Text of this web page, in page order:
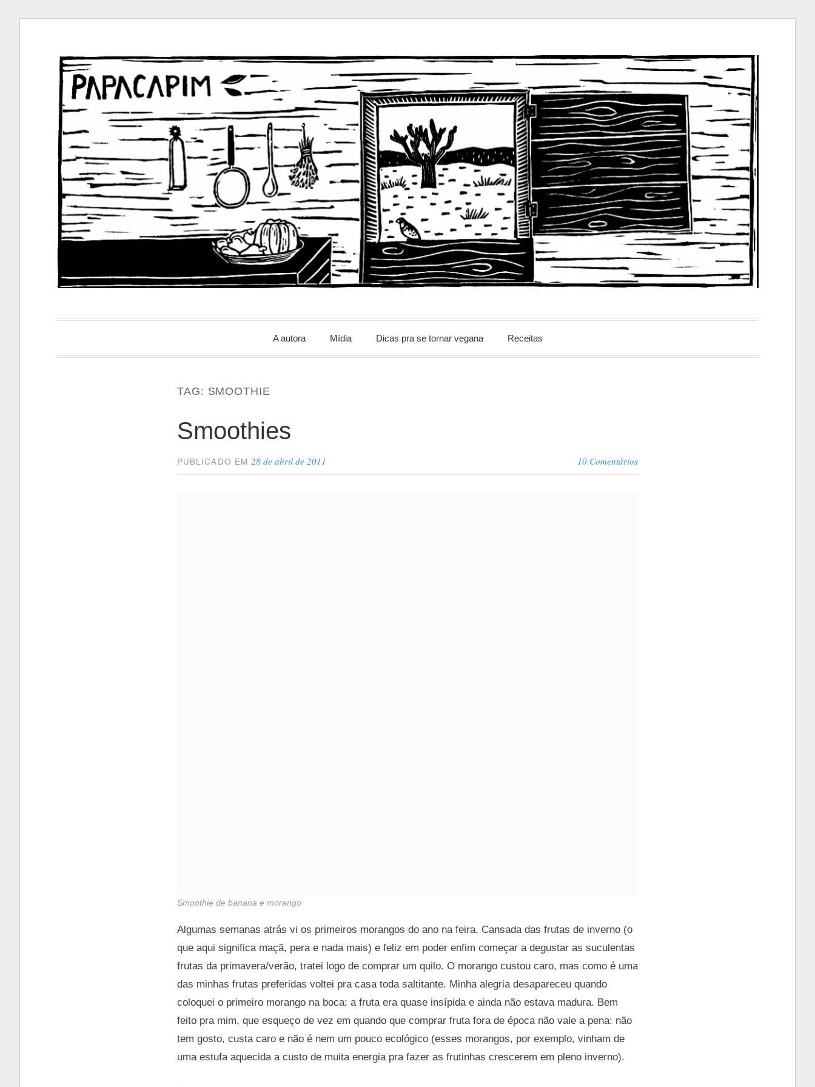
conteúdo
PapacapimA autora Mídia Dicas pra se tornar vegana Receitas
TAG: SMOOTHIE
Smoothies
PUBLICADO EM28 de abril de 2011 10 Comentários
Smoothie de banana e morango
Algumas semanas atrás vi os primeiros morangos do ano na feira. Cansada das frutas de inverno (o
que aqui significa maçã, pera e nada mais) e feliz em poder enfim começar a degustar as suculentas
frutas da primavera/verão, tratei logo de comprar um quilo. O morango custou caro, mas como é uma
das minhas frutas preferidas voltei pra casa toda saltitante. Minha alegria desapareceu quando
coloquei o primeiro morango na boca: a fruta era quase insípida e ainda não estava madura. Bem
feito pra mim, que esqueço de vez em quando que comprar fruta fora de época não vale a pena: não
tem gosto, custa caro e não é nem um pouco ecológico (esses morangos, por exemplo, vinham de
uma estufa aquecida a custo de muita energia pra fazer as frutinhas crescerem em pleno inverno).